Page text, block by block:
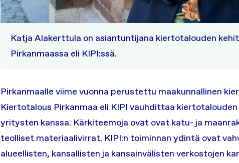
Katja Alakerttula on asiantuntijana kiertotalouden
Pirkanmaassa eli KIPI:ssä.
Pirkanmaalle viime vuonna perustettu maakunnallinen
Kiertotalous Pirkanmaa eli KIPI vauhdittaa
yritysten kanssa. Kärkiteemoja ovat ovat katu- ja
teolliset materiaalivirrat. KIPI:n toiminnan ydintä ovat
alueellisten, kansallisten ja kansainvälisten verkostojen